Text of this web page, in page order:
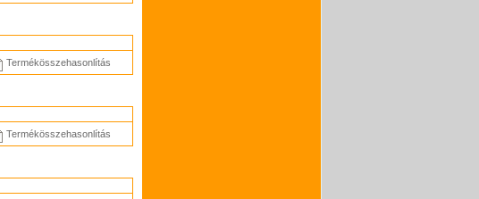
Termékösszehasonlítás
Termékösszehasonlítás